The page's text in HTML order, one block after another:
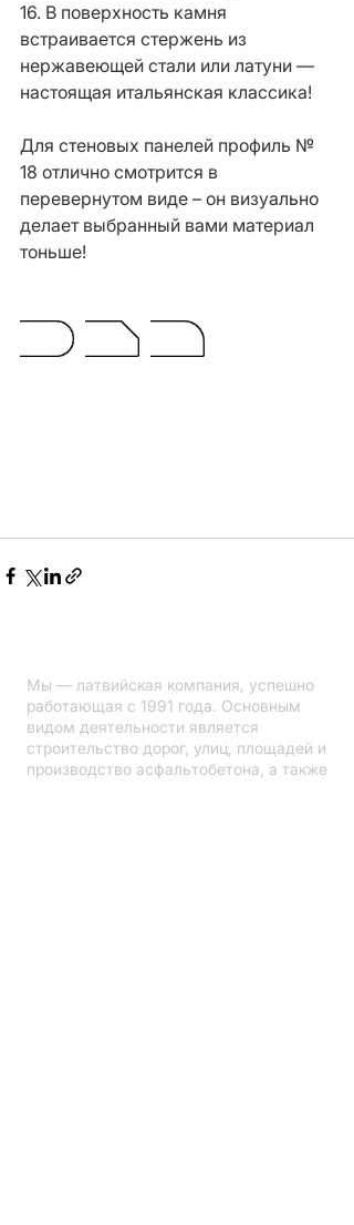
16. В поверхность камня
встраивается стержень из
нержавеющей стали или латуни —
настоящая итальянская классика!
Для стеновых панелей профиль №
18 отлично смотрится в
перевернутом виде – он визуально
делает выбранный вами материал
тоньше!
Мы — латвийская компания, успешно
работающая с 1991 года. Основным
видом деятельности является
строительство дорог, улиц, площадей и
производство асфальтобетона, а также